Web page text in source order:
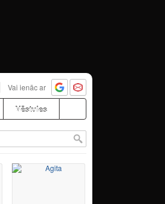
Vai ienāc ar
Vēstules